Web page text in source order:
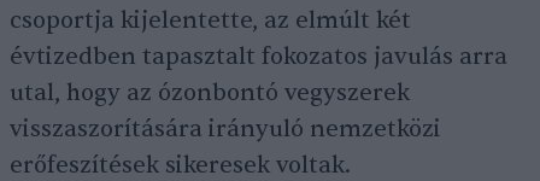
csoportja kijelentette, az elmúlt két
évtizedben tapasztalt fokozatos javulás arra
utal, hogy az ózonbontó vegyszerek
visszaszorítására irányuló nemzetközi
erőfeszítések sikeresek voltak.